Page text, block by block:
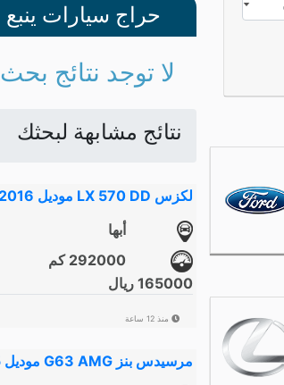
حراج سيارات ينبع
لا توجد نتائج بحث
نتائج مشابهة لبحثك
لكزس LX 570 DD موديل 2016 ثاني مالك
أبها
292000 كم
165000 ريال
منذ 12 ساعة
مرسيدس بنز G63 AMG موديل 2025